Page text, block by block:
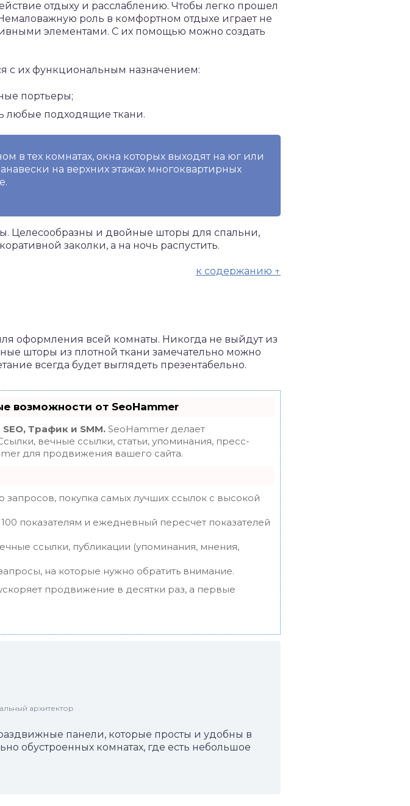
отдыху и расслаблению. Чтобы легко прошел
роль в комфортном отдыхе играет не
элементами. С их помощью можно создать
с их функциональным назначением:
портьеры;
любые подходящие ткани.
в тех комнатах, окна которых выходят на юг или
на верхних этажах многоквартирных
Целесообразны и двойные шторы для спальни,
заколки, а на ночь распустить.
к содержанию ↑
оформления всей комнаты. Никогда не выйдут из
шторы из плотной ткани замечательно можно
всегда будет выглядеть презентабельно.
возможности от SeoHammer
SEO, Трафик и SMM. SeoHammer делает
вечные ссылки, статьи, упоминания, пресс-
для продвижения вашего сайта.
покупка самых лучших ссылок с высокой
показателям и ежедневный пересчет показателей
ссылки, публикации (упоминания, мнения,
на которые нужно обратить внимание.
продвижение в десятки раз, а первые
архитектор
панели, которые просты и удобны в
обустроенных комнатах, где есть небольшое